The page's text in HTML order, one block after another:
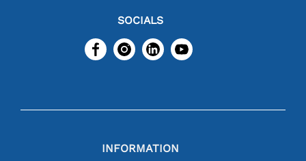
SOCIALS
INFORMATION